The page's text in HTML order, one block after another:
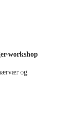
workshop
og